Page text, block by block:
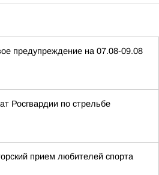
предупреждение на 07.08-09.08
Росгвардии по стрельбе
прием любителей спорта